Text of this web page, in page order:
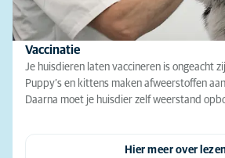
Vaccinatie
Je huisdieren laten vaccineren is ongeacht
Puppy’s en kittens maken afweerstoffen
Daarna moet je huisdier zelf weerstand
Hier meer over